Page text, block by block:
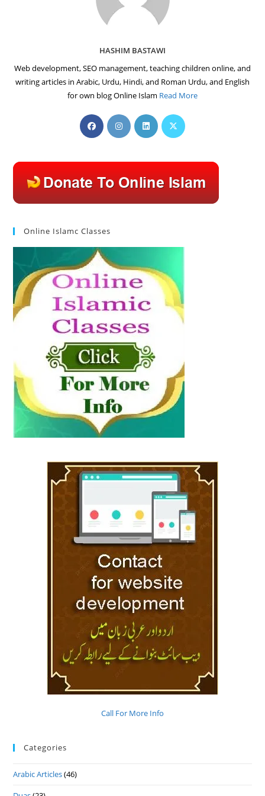
HASHIM BASTAWI
Web development, SEO management, teaching children online, and
writing articles in Arabic, Urdu, Hindi, and Roman Urdu, and English
for own blog Online Islam Read More
Opens
in
tab
Opens
in
tab
Opens
in
tab
Opens
tab
Online Islamc Classes
Call For More Info
Categories
Arabic Articles(46)